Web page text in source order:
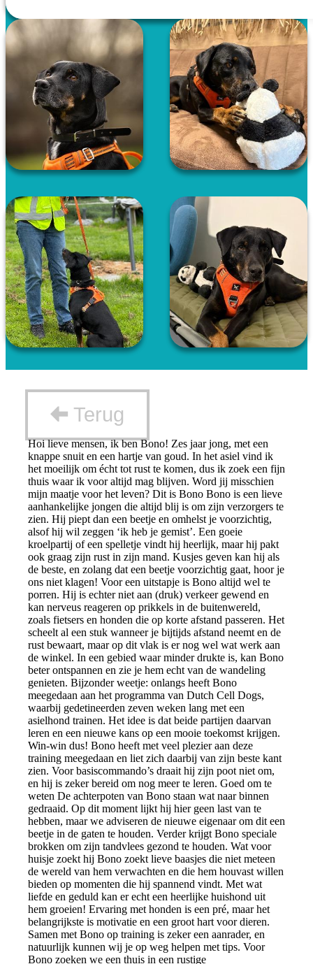
Terug
Hoi lieve mensen, ik ben Bono! Zes jaar jong, met een
knappe snuit en een hartje van goud. In het asiel vind ik
het moeilijk om écht tot rust te komen, dus ik zoek een fijn
thuis waar ik voor altijd mag blijven. Word jij misschien
mijn maatje voor het leven? Dit is Bono Bono is een lieve
aanhankelijke jongen die altijd blij is om zijn verzorgers te
zien. Hij piept dan een beetje en omhelst je voorzichtig,
alsof hij wil zeggen ‘ik heb je gemist’. Een goeie
kroelpartij of een spelletje vindt hij heerlijk, maar hij pakt
ook graag zijn rust in zijn mand. Kusjes geven kan hij als
de beste, en zolang dat een beetje voorzichtig gaat, hoor je
ons niet klagen! Voor een uitstapje is Bono altijd wel te
porren. Hij is echter niet aan (druk) verkeer gewend en
kan nerveus reageren op prikkels in de buitenwereld,
zoals fietsers en honden die op korte afstand passeren. Het
scheelt al een stuk wanneer je bijtijds afstand neemt en de
rust bewaart, maar op dit vlak is er nog wel wat werk aan
de winkel. In een gebied waar minder drukte is, kan Bono
beter ontspannen en zie je hem echt van de wandeling
genieten. Bijzonder weetje: onlangs heeft Bono
meegedaan aan het programma van Dutch Cell Dogs,
waarbij gedetineerden zeven weken lang met een
asielhond trainen. Het idee is dat beide partijen daarvan
leren en een nieuwe kans op een mooie toekomst krijgen.
Win-win dus! Bono heeft met veel plezier aan deze
training meegedaan en liet zich daarbij van zijn beste kant
zien. Voor basiscommando’s draait hij zijn poot niet om,
en hij is zeker bereid om nog meer te leren. Goed om te
weten De achterpoten van Bono staan wat naar binnen
gedraaid. Op dit moment lijkt hij hier geen last van te
hebben, maar we adviseren de nieuwe eigenaar om dit een
beetje in de gaten te houden. Verder krijgt Bono speciale
brokken om zijn tandvlees gezond te houden. Wat voor
huisje zoekt hij Bono zoekt lieve baasjes die niet meteen
de wereld van hem verwachten en die hem houvast willen
bieden op momenten die hij spannend vindt. Met wat
liefde en geduld kan er echt een heerlijke huishond uit
hem groeien! Ervaring met honden is een pré, maar het
belangrijkste is motivatie en een groot hart voor dieren.
Samen met Bono op training is zeker een aanrader, en
natuurlijk kunnen wij je op weg helpen met tips. Voor
Bono zoeken we een thuis in een rustige